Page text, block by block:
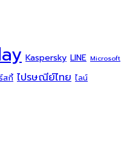
Kaspersky LINE Microsoft
สกี้ ไปรษณีย์ไทย ไลน์